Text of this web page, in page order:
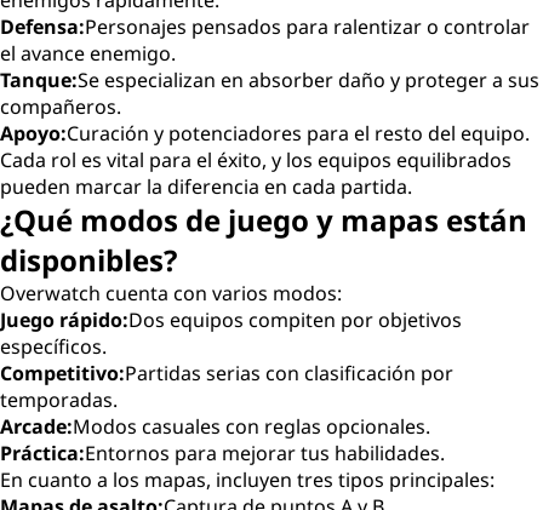
Defensa:Personajes pensados para ralentizar o controlar
el avance enemigo.
Tanque:Se especializan en absorber daño y proteger a sus
compañeros.
Apoyo:Curación y potenciadores para el resto del equipo.
Cada rol es vital para el éxito, y los equipos equilibrados
pueden marcar la diferencia en cada partida.
¿Qué modos de juego y mapas están
disponibles?
Overwatch cuenta con varios modos:
Juego rápido:Dos equipos compiten por objetivos
específicos.
Competitivo:Partidas serias con clasificación por
temporadas.
Arcade:Modos casuales con reglas opcionales.
Práctica:Entornos para mejorar tus habilidades.
En cuanto a los mapas, incluyen tres tipos principales: